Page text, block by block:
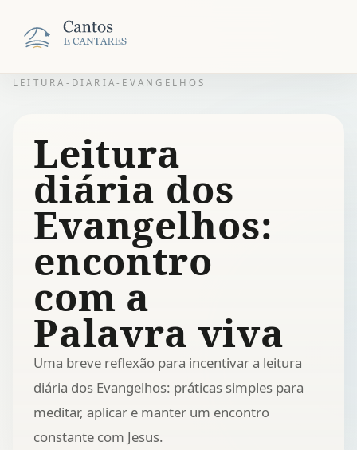
LEITURA-DIARIA-EVANGELHOS
Leitura
diária dos
Evangelhos:
encontro
com a
Palavra viva
Uma breve reflexão para incentivar a leitura
diária dos Evangelhos: práticas simples para
meditar, aplicar e manter um encontro
constante com Jesus.